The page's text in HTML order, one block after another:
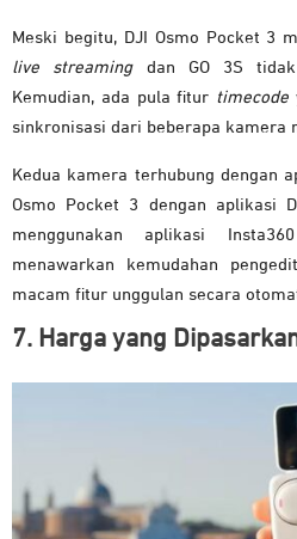
Meski begitu, DJI Osmo Pocket 3
live streamingdan GO 3S tidak
Kemudian, ada pula fitur timecode
sinkronisasi dari beberapa kamera
Kedua kamera terhubung dengan
Osmo Pocket 3 dengan aplikasi
menggunakan aplikasi
menawarkan kemudahan
macam fitur unggulan secara
7. Harga yang